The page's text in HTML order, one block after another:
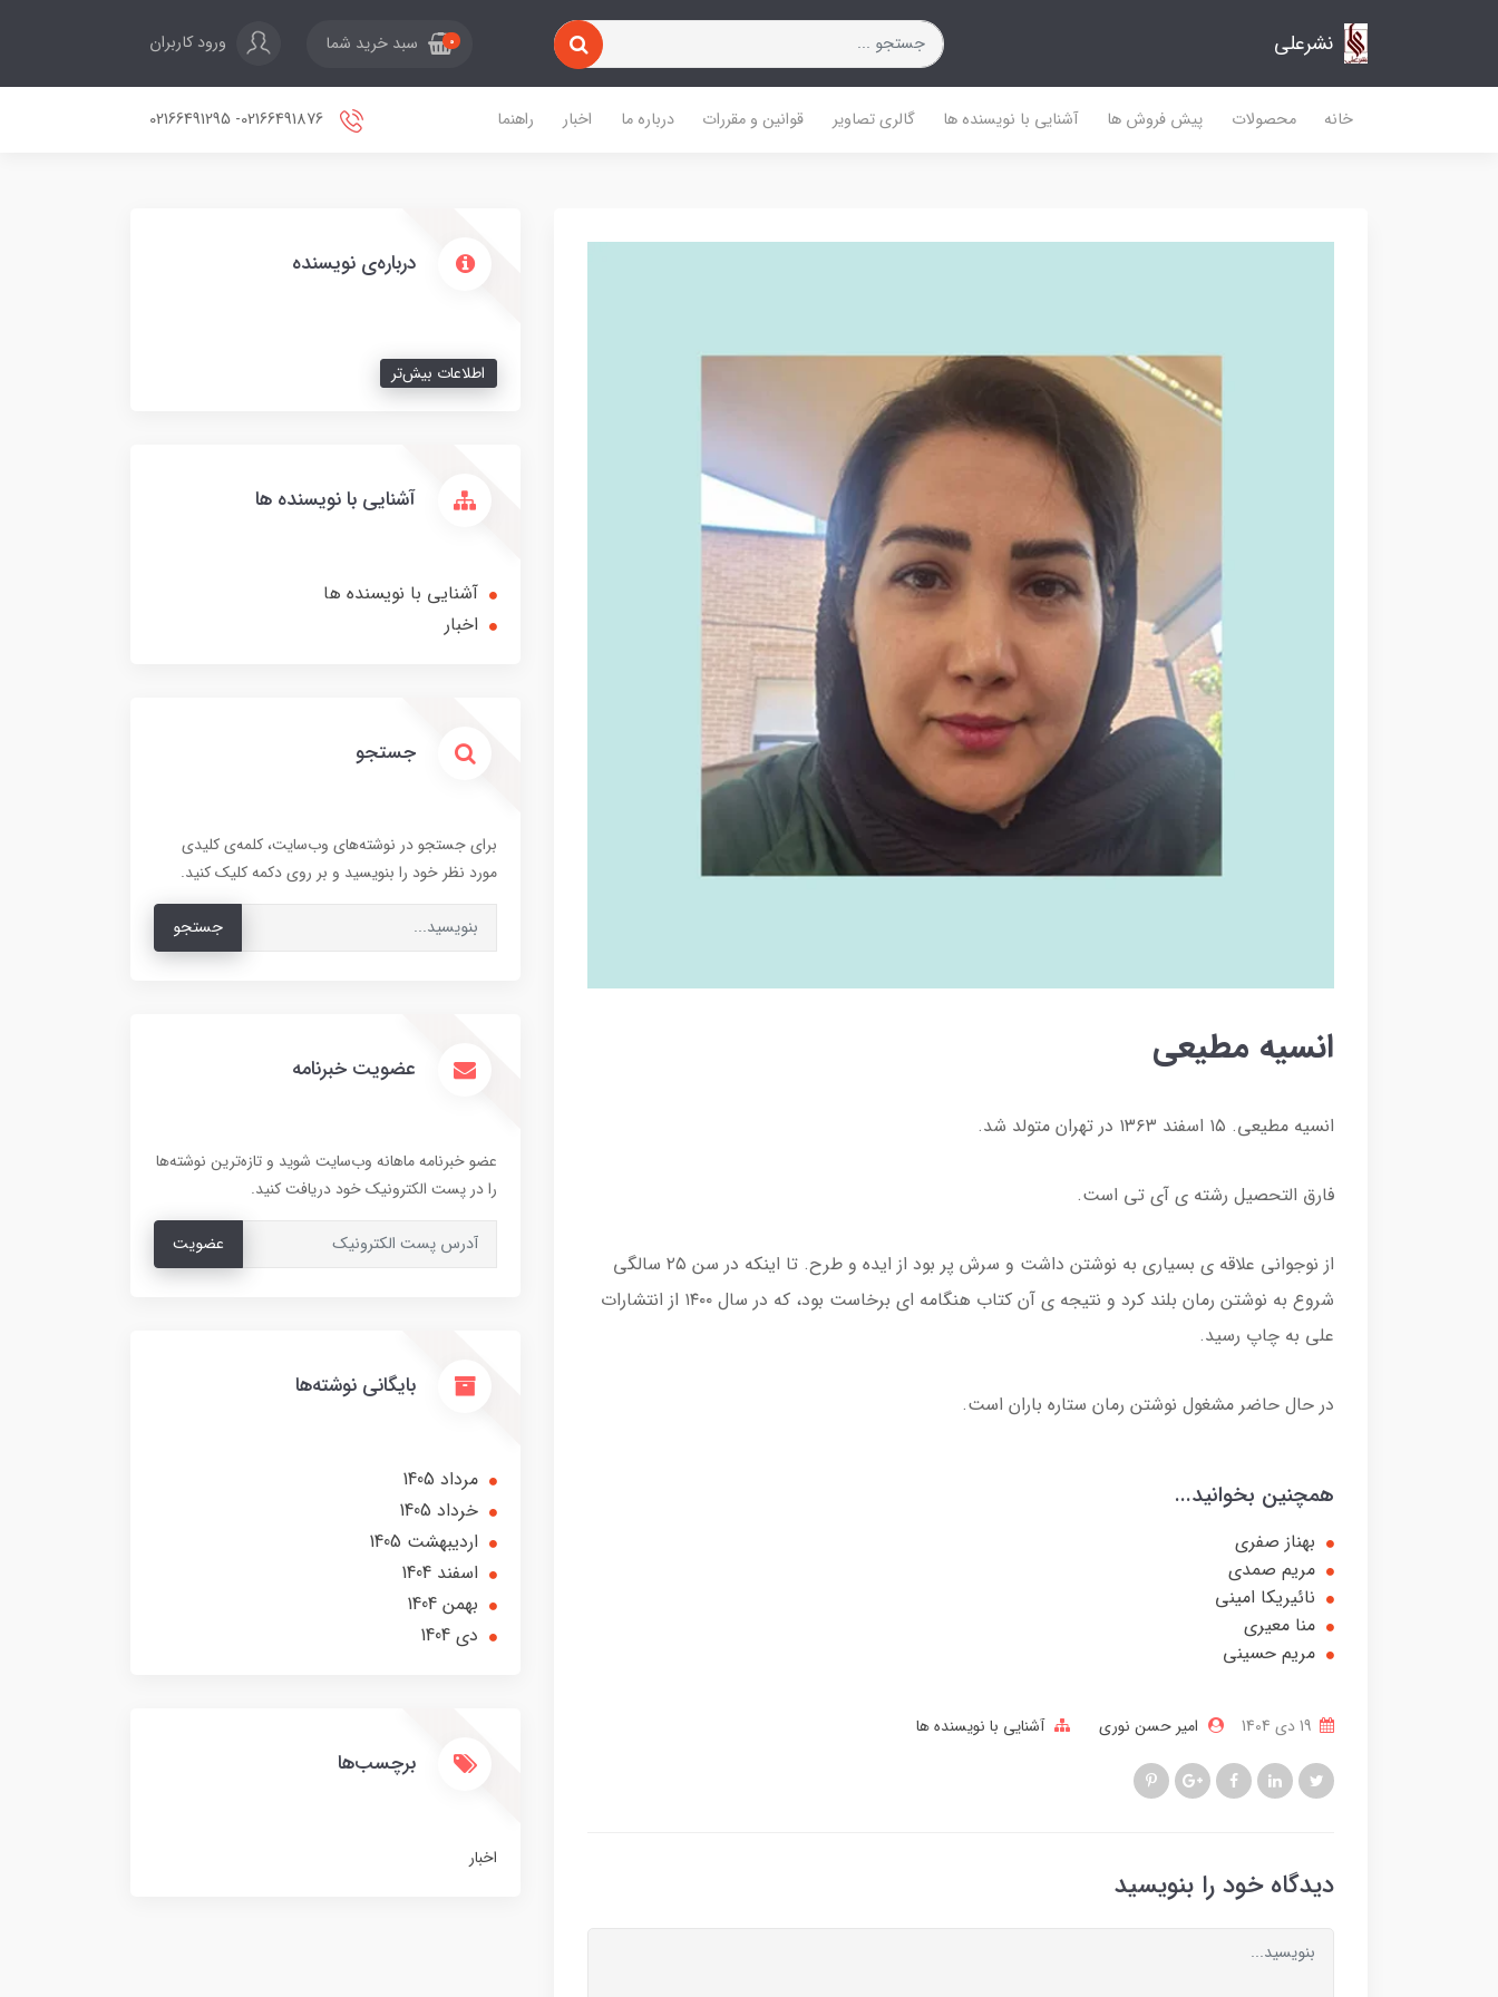
نشرعلی 0 سبد خرید شما ورود کاربران
خانه محصولات پیش فروش ها آشنایی با نویسنده ها گالری تصاویر قوانین و مقررات درباره ما اخبار راهنما
انسیه مطیعی
انسیه مطیعی. ۱۵ اسفند ۱۳۶۳ در تهران متولد شد.
فارق التحصیل رشته ی آی تی است.
از نوجوانی علاقه ی بسیاری به نوشتن داشت و سرش پر بود از ایده و طرح. تا اینکه در سن ۲۵ سالگی
شروع به نوشتن رمان بلند کرد و نتیجه ی آن کتاب هنگامه ای برخاست بود، که در سال ۱۴۰۰ از انتشارات
علی به چاپ رسید.
در حال حاضر مشغول نوشتن رمان ستاره باران است.
همچنین بخوانید...
بهناز صفری
مریم صمدی
نائیریکا امینی
منا معیری
مریم حسینی
امیر حسن نوری آشنایی با نویسنده ها
دیدگاه خود را بنویسید
درباره‌ی نویسنده
اطلاعات بیش‌تر
آشنایی با نویسنده ها
آشنایی با نویسنده ها
اخبار
جستجو
برای جستجو در نوشته‌های وب‌سایت، کلمه‌ی کلیدی
مورد نظر خود را بنویسید و بر روی دکمه کلیک کنید.
جستجو
عضویت خبرنامه
عضو خبرنامه ماهانه وب‌سایت شوید و تازه‌ترین نوشته‌ها
را در پست الکترونیک خود دریافت کنید.
عضویت
بایگانی نوشته‌ها
مرداد 1405
خرداد 1405
ارديبهشت 1405
اسفند 1404
بهمن 1404
دی 1404
برچسب‌ها
اخبار